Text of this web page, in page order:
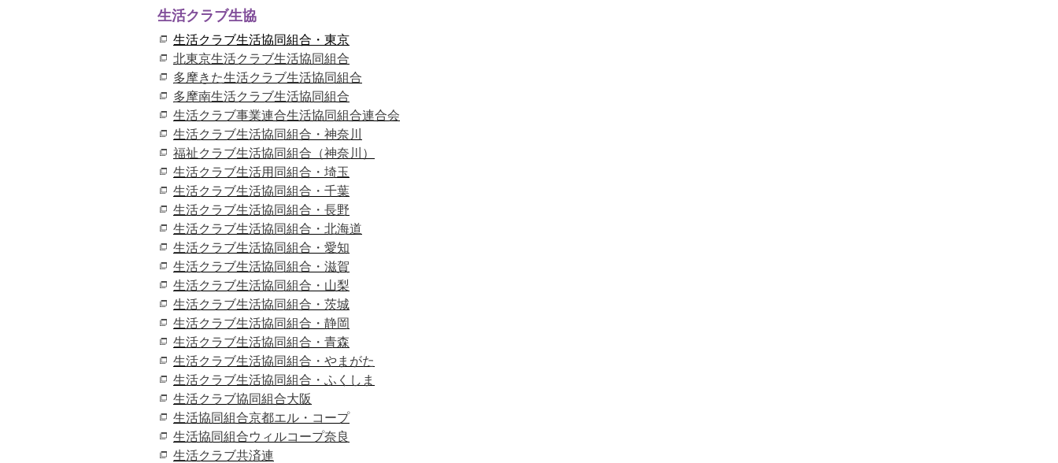
生活クラブ生協
生活クラブ生活協同組合・東京
北東京生活クラブ生活協同組合
多摩きた生活クラブ生活協同組合
多摩南生活クラブ生活協同組合
生活クラブ事業連合生活協同組合連合会
生活クラブ生活協同組合・神奈川
福祉クラブ生活協同組合（神奈川）
生活クラブ生活用同組合・埼玉
生活クラブ生活協同組合・千葉
生活クラブ生活協同組合・長野
生活クラブ生活協同組合・北海道
生活クラブ生活協同組合・愛知
生活クラブ生活協同組合・滋賀
生活クラブ生活協同組合・山梨
生活クラブ生活協同組合・茨城
生活クラブ生活協同組合・静岡
生活クラブ生活協同組合・青森
生活クラブ生活協同組合・やまがた
生活クラブ生活協同組合・ふくしま
生活クラブ協同組合大阪
生活協同組合京都エル・コープ
生活協同組合ウィルコープ奈良
生活クラブ共済連